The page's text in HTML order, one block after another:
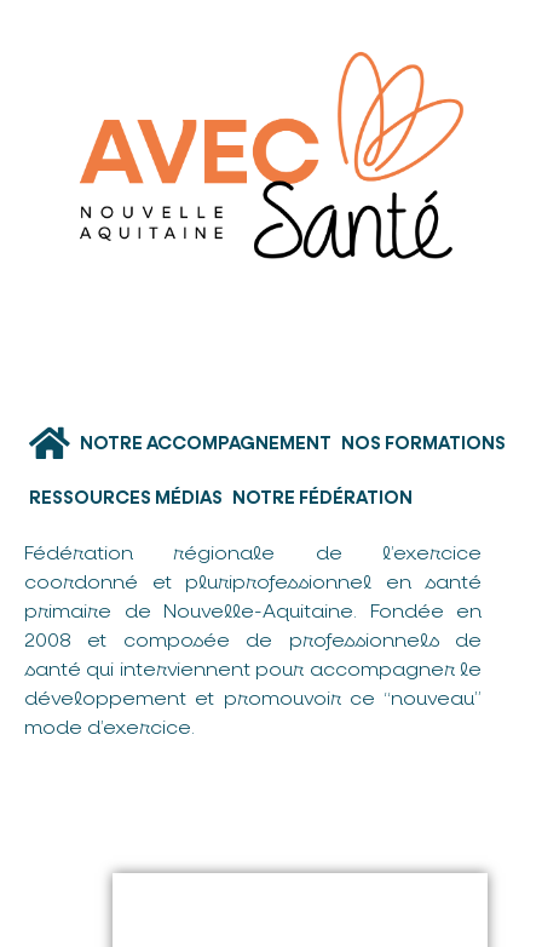
NOTRE ACCOMPAGNEMENT NOS FORMATIONS
RESSOURCES MÉDIAS NOTRE FÉDÉRATION
Fédération régionale de l’exercice
coordonné et pluriprofessionnel en santé
primaire de Nouvelle-Aquitaine. Fondée en
2008 et composée de professionnels de
santé qui interviennent pour accompagner le
développement et promouvoir ce “nouveau”
mode d’exercice.